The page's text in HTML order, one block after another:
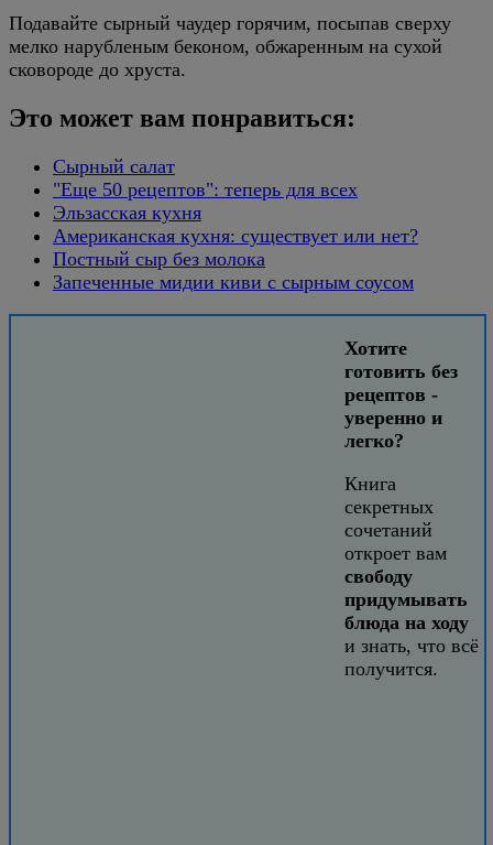
Подавайте сырный чаудер горячим, посыпав сверху
мелко нарубленым беконом, обжаренным на сухой
сковороде до хруста.
Это может вам понравиться:
Сырный салат
"Еще 50 рецептов": теперь для всех
Эльзасская кухня
Американская кухня: существует или нет?
Постный сыр без молока
Запеченные мидии киви с сырным соусом
Хотите
готовить без
рецептов -
уверенно и
легко?
Книга
секретных
сочетаний
откроет вам
свободу
придумывать
блюда на ходу
и знать, что всё
получится.